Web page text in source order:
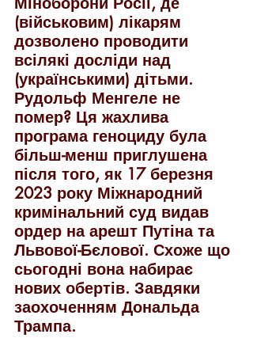
(військовим) лікарям
дозволено проводити
всілякі досліди над
(українськими) дітьми.
Рудольф Менгеле не
помер? Ця жахлива
програма геноциду була
більш-менш приглушена
після того, як 17 березня
2023 року Міжнародний
кримінальний суд видав
ордер на арешт Путіна та
Львової-Бєлової. Схоже що
сьогодні вона набирає
нових обертів. Завдяки
заохоченням Дональда
Трампа.